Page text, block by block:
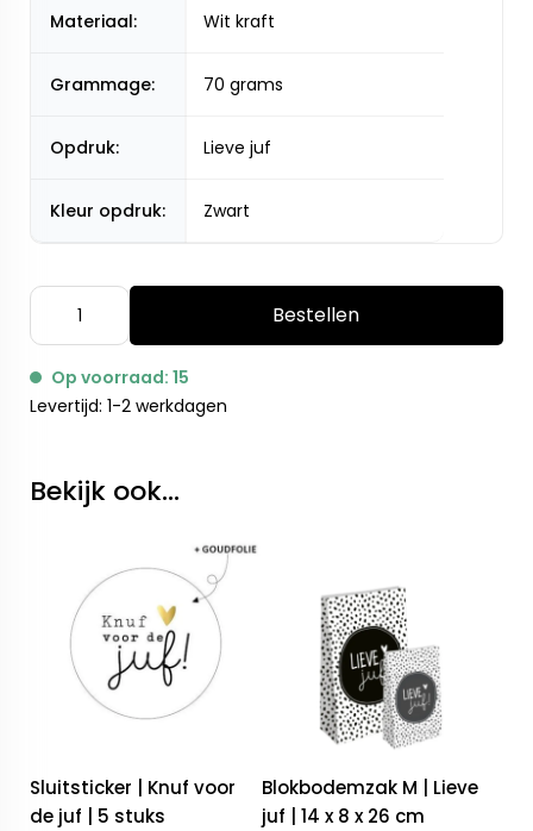
Materiaal: Wit kraft
Grammage: 70 grams
Opdruk: Lieve juf
Kleur opdruk: Zwart
Bestellen
Op voorraad: 15
Levertijd: 1-2 werkdagen
Bekijk ook...
Sluitsticker | Knuf voor
de juf | 5 stuks
Blokbodemzak M | Lieve
juf | 14 x 8 x 26 cm